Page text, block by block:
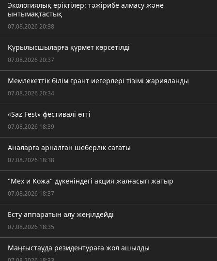
Экологиялық еріктілер: тәжірибе алмасу және
ынтымақтастық
07.08.2026 20:38
Құрылысшыларға құрмет көрсетілді
07.08.2026 20:37
Мемлекеттік білім грант иегерлері тізімі жарияланды
07.08.2026 20:34
«Saz Fest» фестивалі өтті
07.08.2026 18:39
Аналарға арналған шеберлік сағаты
07.08.2026 18:38
"Мех и Кожа" дүкеніндегі акция жалғасып жатыр
07.08.2026 18:37
Есту аппаратын алу жеңілдейді
07.08.2026 18:35
Маңғыстауда резидентураға жол ашылды